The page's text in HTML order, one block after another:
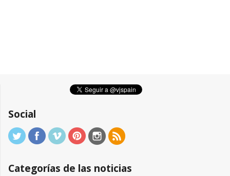
Social
Categorías de las noticias